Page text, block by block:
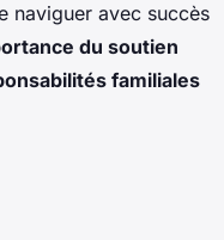
naviguer avec succès
du soutien
familiales